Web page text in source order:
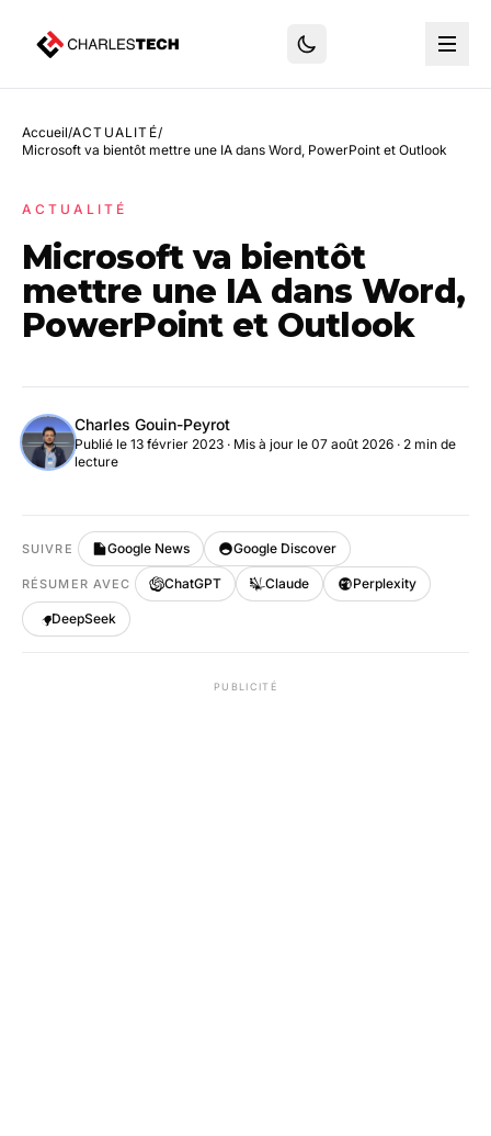
Accueil/ACTUALITÉ/
Microsoft va bientôt mettre une IA dans Word, PowerPoint et Outlook
ACTUALITÉ
Microsoft va bientôt
mettre une IA dans Word,
PowerPoint et Outlook
Charles Gouin-Peyrot
Publié le 13 février 2023 · Mis à jour le 07 août 2026 · 2 min de
lecture
SUIVRE Google News Google Discover
RÉSUMER AVEC ChatGPT Claude Perplexity
DeepSeek
PUBLICITÉ